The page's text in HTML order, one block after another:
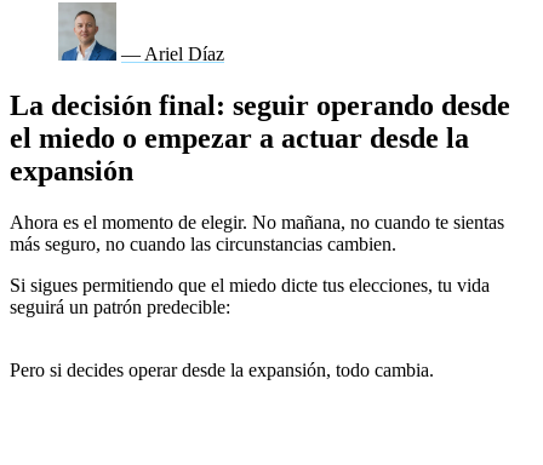
— Ariel Díaz
La decisión final: seguir operando desde
el miedo o empezar a actuar desde la
expansión
Ahora es el momento de elegir. No mañana, no cuando te sientas
más seguro, no cuando las circunstancias cambien.
Si sigues permitiendo que el miedo dicte tus elecciones, tu vida
seguirá un patrón predecible:
Pero si decides operar desde la expansión, todo cambia.